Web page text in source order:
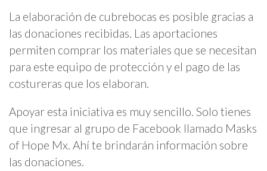
La elaboración de cubrebocas es posible gracias a
las donaciones recibidas. Las aportaciones
permiten comprar los materiales que se necesitan
para este equipo de protección y el pago de las
costureras que los elaboran.
Apoyar esta iniciativa es muy sencillo. Solo tienes
que ingresar al grupo de Facebook llamado Masks
of Hope Mx. Ahí te brindarán información sobre
las donaciones.